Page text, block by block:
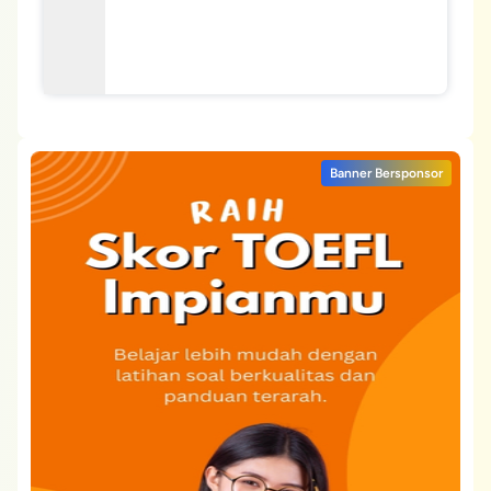
Banner Bersponsor